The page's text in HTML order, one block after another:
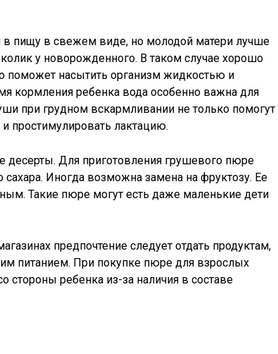
в пищу в свежем виде, но молодой матери лучше
у новорожденного. В таком случае хорошо
насытить организм жидкостью и
кормления ребенка вода особенно важна для
при грудном вскармливании не только помогут
простимулировать лактацию.
десерты. Для приготовления грушевого пюре
сахара. Иногда возможна замена на фруктозу. Ее
Такие пюре могут есть даже маленькие дети
предпочтение следует отдать продуктам,
питанием. При покупке пюре для взрослых
стороны ребенка из-за наличия в составе